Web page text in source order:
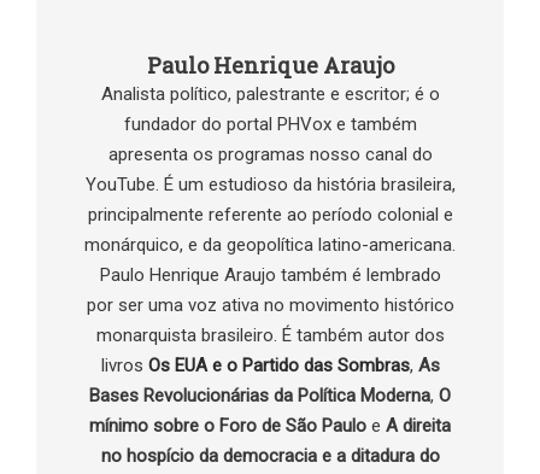
Paulo Henrique Araujo
Analista político, palestrante e escritor; é o
fundador do portal PHVox e também
apresenta os programas nosso canal do
YouTube. É um estudioso da história brasileira,
principalmente referente ao período colonial e
monárquico, e da geopolítica latino-americana.
Paulo Henrique Araujo também é lembrado
por ser uma voz ativa no movimento histórico
monarquista brasileiro. É também autor dos
livros Os EUA e o Partido das Sombras, As
Bases Revolucionárias da Política Moderna, O
mínimo sobre o Foro de São Paulo e A direita
no hospício da democracia e a ditadura do